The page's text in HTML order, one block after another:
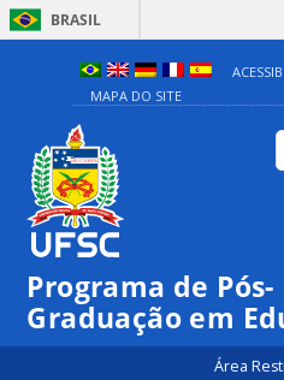
BRASIL
MAPA DO SITE
Programa de Pós-
Graduação em
Área